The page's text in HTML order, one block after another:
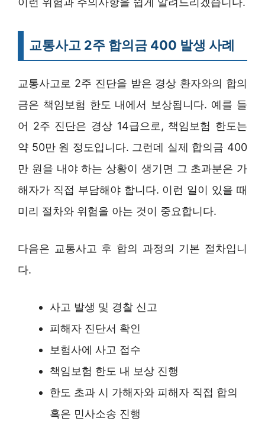
교통사고 2주 합의금 400 발생 사례
교통사고로 2주 진단을 받은 경상 환자와의 합의
금은 책임보험 한도 내에서 보상됩니다. 예를 들
어 2주 진단은 경상 14급으로, 책임보험 한도는
약 50만 원 정도입니다. 그런데 실제 합의금 400
만 원을 내야 하는 상황이 생기면 그 초과분은 가
해자가 직접 부담해야 합니다. 이런 일이 있을 때
미리 절차와 위험을 아는 것이 중요합니다.
다음은 교통사고 후 합의 과정의 기본 절차입니
다.
사고 발생 및 경찰 신고
피해자 진단서 확인
보험사에 사고 접수
책임보험 한도 내 보상 진행
한도 초과 시 가해자와 피해자 직접 합의
혹은 민사소송 진행